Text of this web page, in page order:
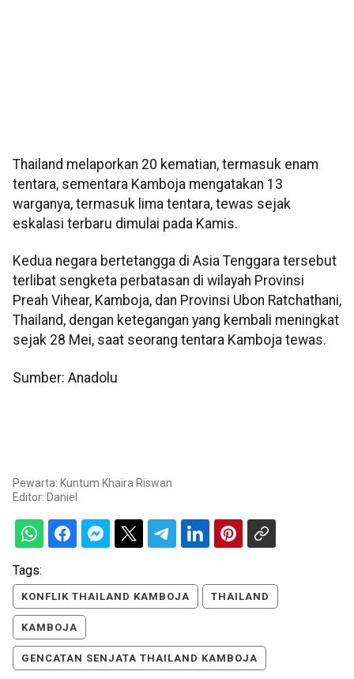
Thailand melaporkan 20 kematian, termasuk enam
tentara, sementara Kamboja mengatakan 13
warganya, termasuk lima tentara, tewas sejak
eskalasi terbaru dimulai pada Kamis.
Kedua negara bertetangga di Asia Tenggara tersebut
terlibat sengketa perbatasan di wilayah Provinsi
Preah Vihear, Kamboja, dan Provinsi Ubon Ratchathani,
Thailand, dengan ketegangan yang kembali meningkat
sejak 28 Mei, saat seorang tentara Kamboja tewas.
Sumber: Anadolu
Pewarta: Kuntum Khaira Riswan
Editor: Daniel
Tags:
KONFLIK THAILAND KAMBOJA THAILAND
KAMBOJA
GENCATAN SENJATA THAILAND KAMBOJA